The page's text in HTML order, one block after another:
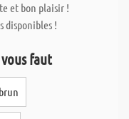
et bon plaisir !
disponibles !
faut